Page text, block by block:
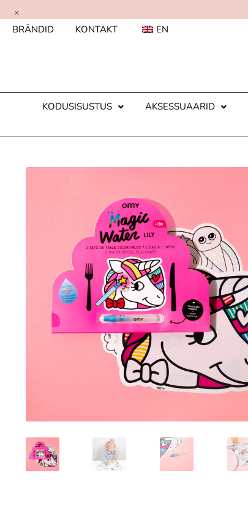
×
BRÄNDID KONTAKT EN
KODUSISUSTUS AKSESSUAARID